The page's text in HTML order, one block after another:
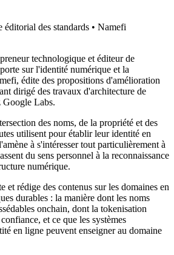
éditorial des standards • Namefi
technologique et éditeur de
sur l'identité numérique et la
édite des propositions d'amélioration
dirigé des travaux d'architecture de
Google Labs.
des noms, de la propriété et des
utilisent pour établir leur identité en
à s'intéresser tout particulièrement à
du sens personnel à la reconnaissance
numérique.
et rédige des contenus sur les domaines en
durables : la manière dont les noms
onchain, dont la tokenisation
et ce que les systèmes
en ligne peuvent enseigner au domaine